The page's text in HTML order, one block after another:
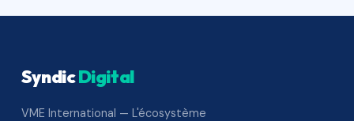
SyndicDigital
VME International — L'écosystème